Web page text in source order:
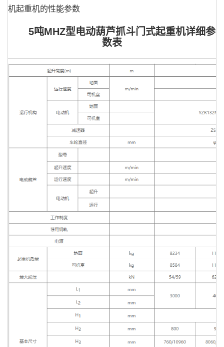
机起重机的性能参数
5吨MHZ型电动葫芦抓斗门式起重机详细参
数表